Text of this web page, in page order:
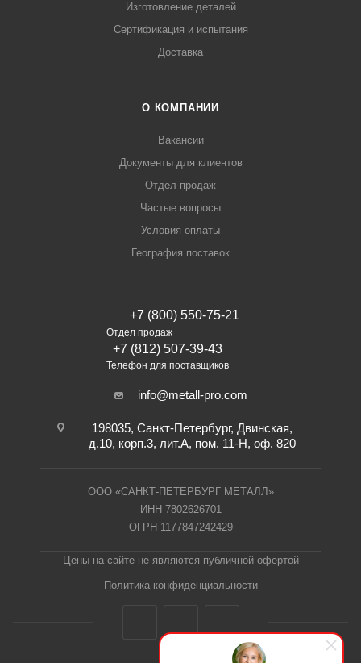
Изготовление деталей
Сертификация и испытания
Доставка
О КОМПАНИИ
Вакансии
Документы для клиентов
Отдел продаж
Частые вопросы
Условия оплаты
География поставок
+7 (800) 550-75-21
Отдел продаж
+7 (812) 507-39-43
Телефон для поставщиков
info@metall-pro.com
198035, Санкт-Петербург, Двинская,
д.10, корп.3, лит.А, пом. 11-Н, оф. 820
ООО «САНКТ-ПЕТЕРБУРГ МЕТАЛЛ»
ИНН 7802626701
ОГРН 1177847242429
Цены на сайте не являются публичной офертой
Политика конфиденциальности